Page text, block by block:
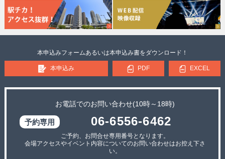
本申込みフォームあるいは本申込み書をダウンロード！
本申込み PDF EXCEL
お電話でのお問い合わせ(10時～18時)
06-6556-6462
ご予約、お問合せ専用番号となります。
会場アクセスやイベント内容についてのお問い合わせはお控え下さ
い。